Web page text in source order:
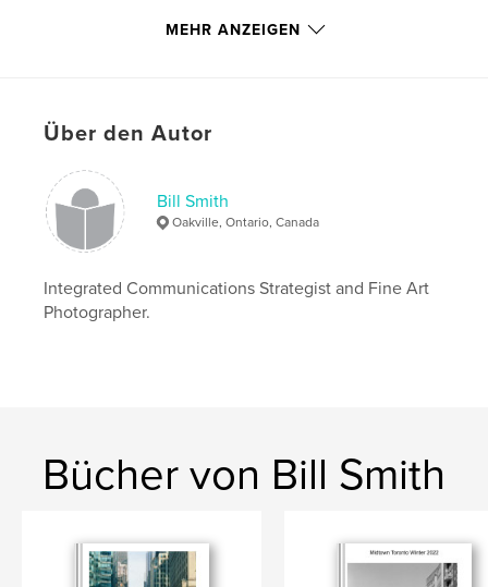
24
Schlüsselwörter
Photography
MEHR ANZEIGEN
Über den Autor
Bill Smith
Oakville, Ontario, Canada
Integrated Communications Strategist and Fine Art
Photographer.
Bücher von Bill Smith